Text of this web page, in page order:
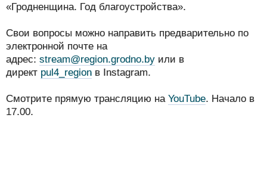
«Гродненщина. Год благоустройства».
Свои вопросы можно направить предварительно по
электронной почте на
адрес: stream@region.grodno.by или в
директ pul4_region в Instagram.
Смотрите прямую трансляцию на YouTube. Начало в
17.00.